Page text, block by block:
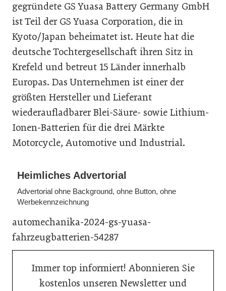
gegründete GS Yuasa Battery Germany GmbH
ist Teil der GS Yuasa Corporation, die in
Kyoto/Japan beheimatet ist. Heute hat die
deutsche Tochtergesellschaft ihren Sitz in
Krefeld und betreut 15 Länder innerhalb
Europas. Das Unternehmen ist einer der
größten Hersteller und Lieferant
wiederaufladbarer Blei-Säure- sowie Lithium-
Ionen-Batterien für die drei Märkte
Motorcycle, Automotive und Industrial.
Heimliches Advertorial
Advertorial ohne Background, ohne Button, ohne
Werbekennzeichnung
automechanika-2024-gs-yuasa-
fahrzeugbatterien-54287
Immer top informiert! Abonnieren Sie
kostenlos unseren Newsletter und